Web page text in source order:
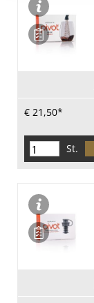
€ 21,50*
St.